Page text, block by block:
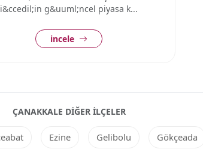
i&ccedil;in g&uuml;ncel piyasa k...
incele
ÇANAKKALE DIĞER ILÇELER
Ezine Gelibolu Gökçeada